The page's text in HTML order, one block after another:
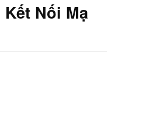
Nối Mạ